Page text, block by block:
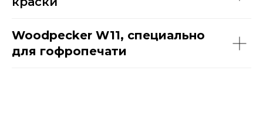
Woodpecker W11, специально
для гофропечати